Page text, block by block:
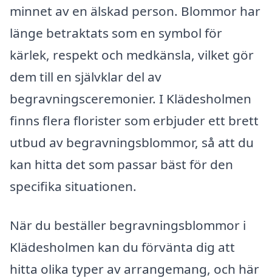
minnet av en älskad person. Blommor har
länge betraktats som en symbol för
kärlek, respekt och medkänsla, vilket gör
dem till en självklar del av
begravningsceremonier. I Klädesholmen
finns flera florister som erbjuder ett brett
utbud av begravningsblommor, så att du
kan hitta det som passar bäst för den
specifika situationen.
När du beställer begravningsblommor i
Klädesholmen kan du förvänta dig att
hitta olika typer av arrangemang, och här